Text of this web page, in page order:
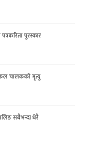
पुरस्कार
चालकको मृत्यु
सबैभन्दा धेरै